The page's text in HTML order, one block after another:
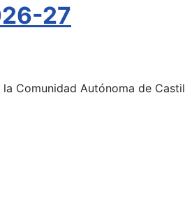
27
Comunidad Autónoma de